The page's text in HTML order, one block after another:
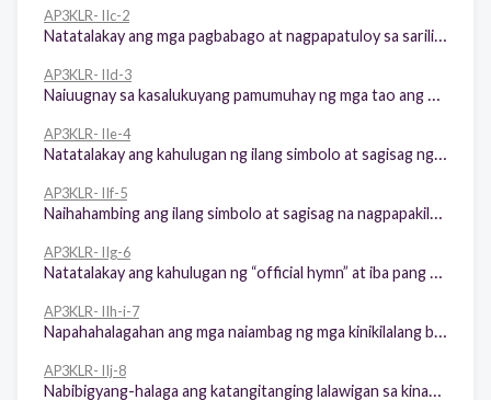
AP3KLR- IIc-2
AP3KLR- IId-3
AP3KLR- IIe-4
AP3KLR- IIf-5
AP3KLR- IIg-6
AP3KLR- IIh-i-7
AP3KLR- IIj-8